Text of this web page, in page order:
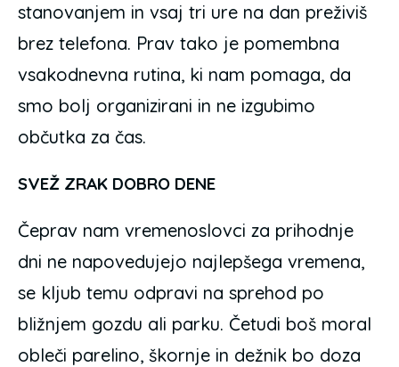
stanovanjem in vsaj tri ure na dan preživiš
brez telefona. Prav tako je pomembna
vsakodnevna rutina, ki nam pomaga, da
smo bolj organizirani in ne izgubimo
občutka za čas.
SVEŽ ZRAK DOBRO DENE
Čeprav nam vremenoslovci za prihodnje
dni ne napovedujejo najlepšega vremena,
se kljub temu odpravi na sprehod po
bližnjem gozdu ali parku. Četudi boš moral
obleči parelino, škornje in dežnik bo doza